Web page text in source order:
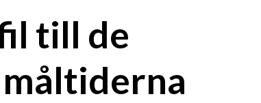
till de